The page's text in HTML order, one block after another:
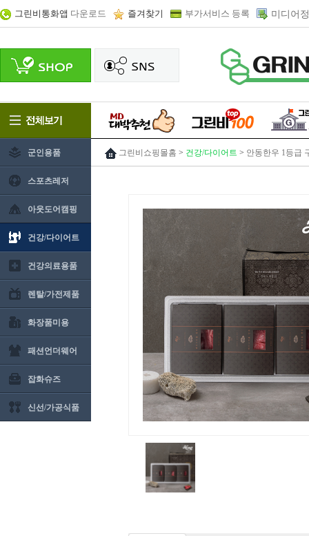
그린비통화앱 다운로드 즐겨찾기 부가서비스 등록 미디어
군인용품
스포츠레저
아웃도어캠핑
건강/다이어트
건강의료용품
렌탈/가전제품
화장품미용
패션언더웨어
잡화슈즈
신선/가공식품
그린비쇼핑몰홈 > 건강/다이어트 > 안동한우 1등급